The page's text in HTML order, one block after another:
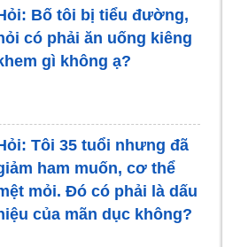
Bố tôi bị tiểu đường,
có phải ăn uống kiêng
gì không ạ?
Tôi 35 tuổi nhưng đã
ham muốn, cơ thể
mỏi. Đó có phải là dấu
của mãn dục không?